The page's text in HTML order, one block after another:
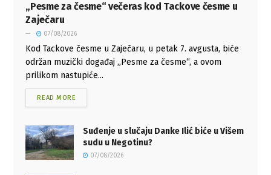
„Pesme za česme“ večeras kod Tackove česme u
Zaječaru
07/08/2026
Kod Tackove česme u Zaječaru, u petak 7. avgusta, biće
održan muzički događaj „Pesme za česme“, a ovom
prilikom nastupiće...
READ MORE
Suđenje u slučaju Danke Ilić biće u Višem
sudu u Negotinu?
07/08/2026